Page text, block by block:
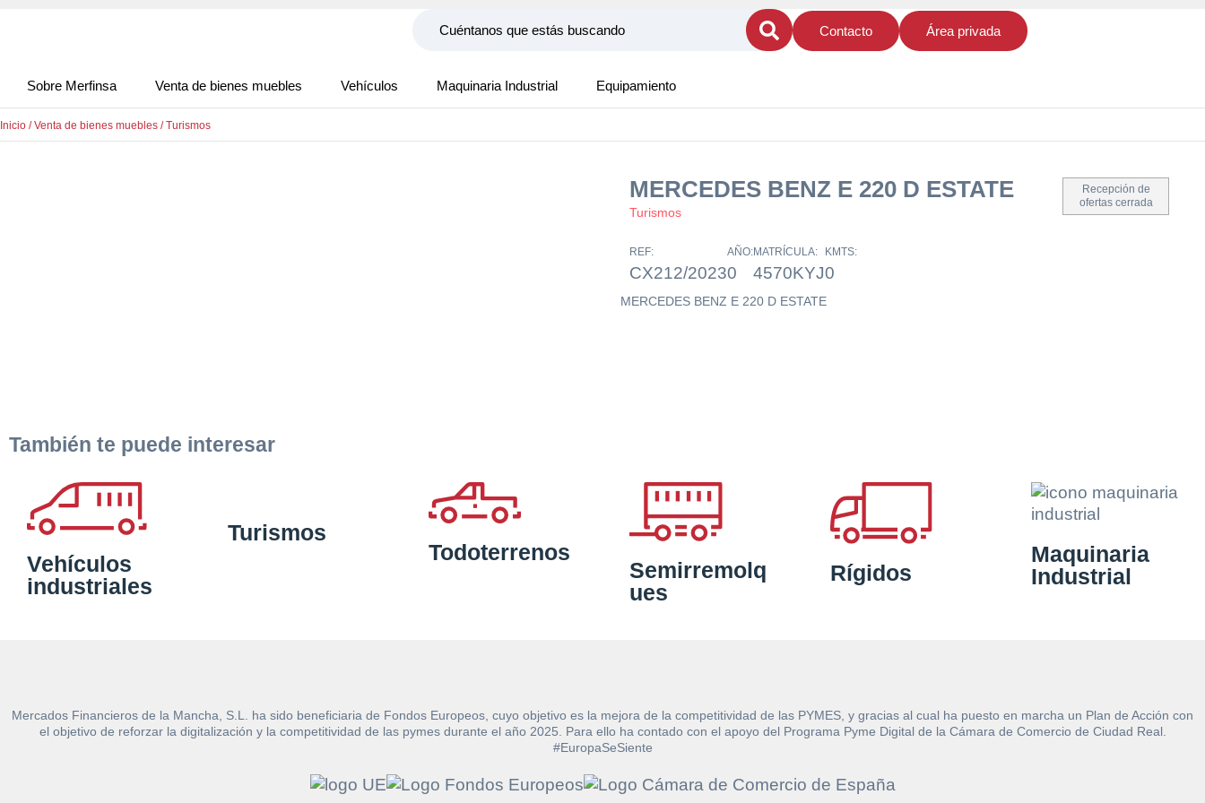
Contacto Área privada
Sobre Merfinsa Venta de bienes muebles Vehículos Maquinaria Industrial Equipamiento
Inicio /Venta de bienes muebles /Turismos
MERCEDES BENZ E 220 D ESTATE
Turismos
Recepción de
ofertas cerrada
REF:
CX212/2023
AÑO:
0
MATRÍCULA:
4570KYJ
KMTS:
0
MERCEDES BENZ E 220 D ESTATE
También te puede interesar
Vehículos
industriales
Turismos
Todoterrenos
Semirremolq
ues
Rígidos
Maquinaria
Industrial
Mercados Financieros de la Mancha, S.L. ha sido beneficiaria de Fondos Europeos, cuyo objetivo es la mejora de la competitividad de las PYMES, y gracias al cual ha puesto en marcha un Plan de Acción con
el objetivo de reforzar la digitalización y la competitividad de las pymes durante el año 2025. Para ello ha contado con el apoyo del Programa Pyme Digital de la Cámara de Comercio de Ciudad Real.
#EuropaSeSiente